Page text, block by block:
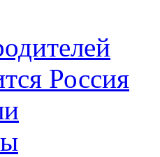
Россия